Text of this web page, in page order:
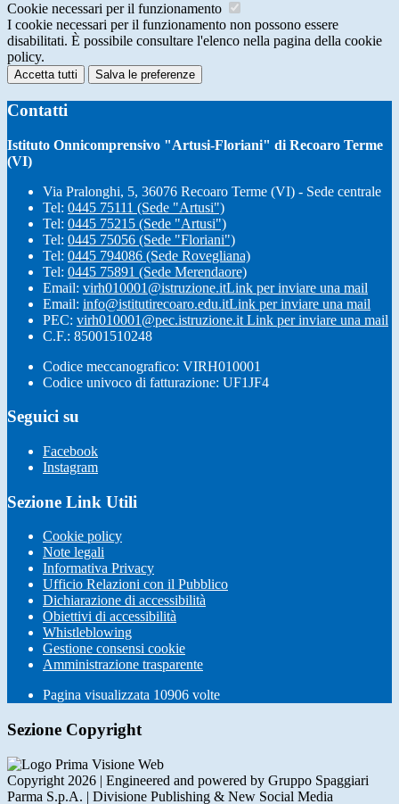
Cookie necessari per il funzionamento
I cookie necessari per il funzionamento non possono essere
disabilitati. È possibile consultare l'elenco nella pagina della cookie
policy.
Accetta tutti Salva le preferenze
Contatti
Istituto Onnicomprensivo "Artusi-Floriani" di Recoaro Terme
(VI)
Via Pralonghi, 5, 36076 Recoaro Terme (VI) - Sede centrale
Tel: 0445 75111 (Sede "Artusi")
Tel: 0445 75215 (Sede "Artusi")
Tel: 0445 75056 (Sede "Floriani")
Tel: 0445 794086 (Sede Rovegliana)
Tel: 0445 75891 (Sede Merendaore)
Email: virh010001@istruzione.itLink per inviare una mail
Email: info@istitutirecoaro.edu.itLink per inviare una mail
PEC: virh010001@pec.istruzione.it Link per inviare una mail
C.F.: 85001510248
Codice meccanografico: VIRH010001
Codice univoco di fatturazione: UF1JF4
Seguici su
Facebook
Instagram
Sezione Link Utili
Cookie policy
Note legali
Informativa Privacy
Ufficio Relazioni con il Pubblico
Dichiarazione di accessibilità
Obiettivi di accessibilità
Whistleblowing
Gestione consensi cookie
Amministrazione trasparente
Pagina visualizzata 10906 volte
Sezione Copyright
Copyright 2026 | Engineered and powered by Gruppo Spaggiari
Parma S.p.A. | Divisione Publishing & New Social Media